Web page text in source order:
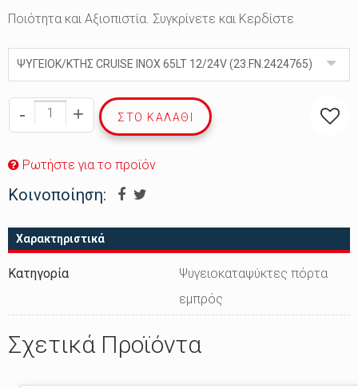
Ποιότητα και Αξιοπιστία. Συγκρίνετε και Κερδίστε
ΨΥΓΕΙΟΚ/ΚΤΗΣ CRUISE ΙΝΟΧ 65LT 12/24V (23.FΝ.2424765)
- + ΣΤΟ ΚΑΛΆΘΙ
Ρωτήστε για το προϊόν
Κοινοποίηση:
Χαρακτηριστικά
Κατηγορία
Ψυγειοκαταψύκτες πόρτα
εμπρός
Σχετικά Προϊόντα